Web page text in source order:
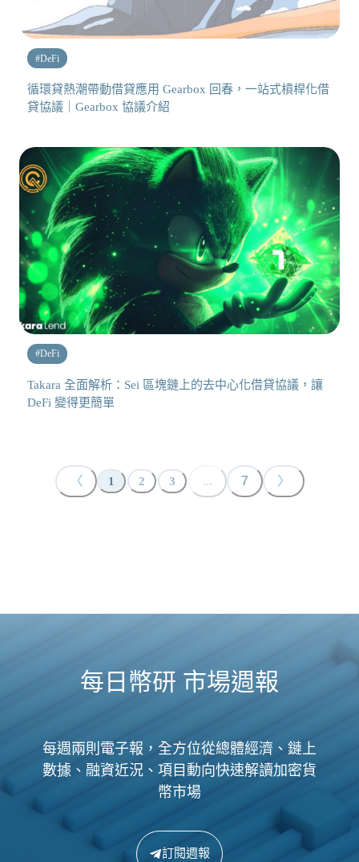
#DeFi
循環貸熱潮帶動借貸應用 Gearbox 回春，一站式槓桿化借
貸協議｜Gearbox 協議介紹
#DeFi
Takara 全面解析：Sei 區塊鏈上的去中心化借貸協議，讓
DeFi 變得更簡單
〈 1 2 3 ... 7 〉
每日幣研 市場週報
每週兩則電子報，全方位從總體經濟、鏈上
數據、融資近況、項目動向快速解讀加密貨
幣市場
訂閱週報